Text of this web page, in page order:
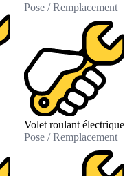
Pose / Remplacement
Volet roulant électrique
Pose / Remplacement